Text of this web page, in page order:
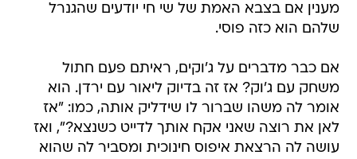
מענין אם בצבא האמת של שי חי יודעים שהגנרל
שלהם הוא כזה פוסי.
אם כבר מדברים על ג'וקים, ראיתם פעם חתול
משחק עם ג'וק? אז זה בדיוק ליאור עם ירדן. הוא
אומר לה משהו שברור לו שידליק אותה, כמו: "אז
לאן את רוצה שאני אקח אותך לדייט כשנצא?", ואז
עושה לה הרצאת איפוס חינוכית ומסביר לה שהוא